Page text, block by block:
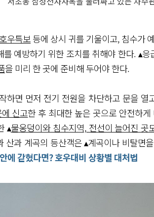
우특보등에 상시 귀를 기울이고, 침수가
예방하기 위한 조치를 취해야 한다. ▴
을 미리 한 곳에 준비해 두어야 한다.
하면 먼저 전기 전원을 차단하고 문을 열
신고한 후 최대한 높은 곳으로 안전하
▴물웅덩이와 침수지역, 전선이 늘어진 곳
산과 계곡의 등산객은 ▴계곡이나 비탈면
에 갇혔다면? 호우대비 상황별 대처법